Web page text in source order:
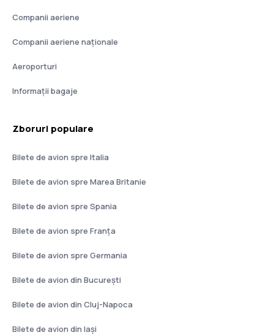
Companii aeriene
Companii aeriene naţionale
Aeroporturi
Informații bagaje
Zboruri populare
Bilete de avion spre Italia
Bilete de avion spre Marea Britanie
Bilete de avion spre Spania
Bilete de avion spre Franţa
Bilete de avion spre Germania
Bilete de avion din București
Bilete de avion din Cluj-Napoca
Bilete de avion din Iași